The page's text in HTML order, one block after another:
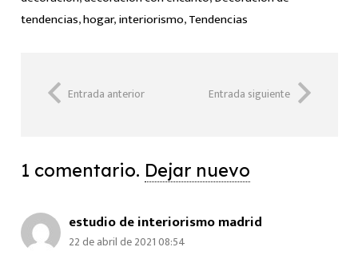
tendencias,hogar,interiorismo,Tendencias
Entrada anterior Entrada siguiente
1 comentario. Dejar nuevo
estudio de interiorismo madrid
22 de abril de 2021 08:54